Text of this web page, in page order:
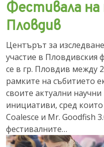
Фестивала
Пловдив
Центърът за
участие в Пловдивския
се в гр. Пловдив между
рамките на събитието
своите актуални
инициативи, сред
Coalesce и Mr. Goodfish
фестивалните…